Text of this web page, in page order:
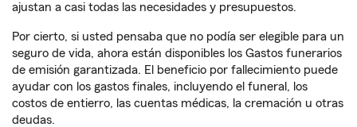
ajustan a casi todas las necesidades y presupuestos.
Por cierto, si usted pensaba que no podía ser elegible para un
seguro de vida, ahora están disponibles los Gastos funerarios
de emisión garantizada. El beneficio por fallecimiento puede
ayudar con los gastos finales, incluyendo el funeral, los
costos de entierro, las cuentas médicas, la cremación u otras
deudas.